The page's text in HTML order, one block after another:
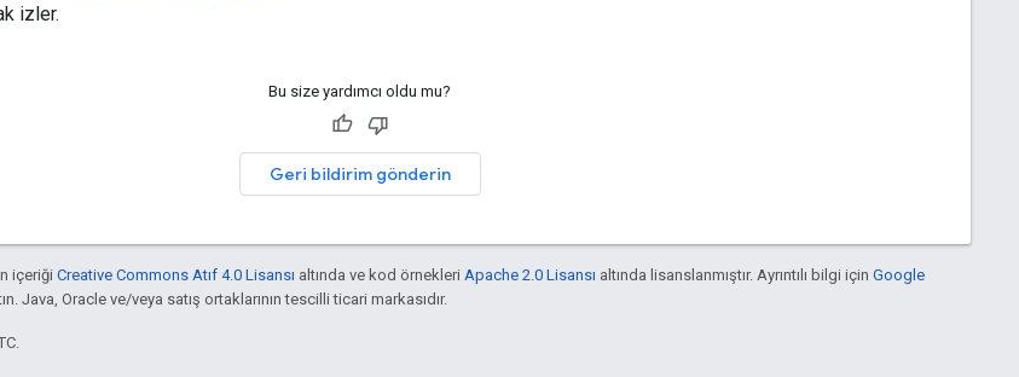
izler.
Bu size yardımcı oldu mu?
Geri bildirim gönderin
içeriği Creative Commons Atıf 4.0 Lisansı altında ve kod örnekleri Apache 2.0 Lisansı altında lisanslanmıştır. Ayrıntılı bilgi için Google
Java, Oracle ve/veya satış ortaklarının tescilli ticari markasıdır.